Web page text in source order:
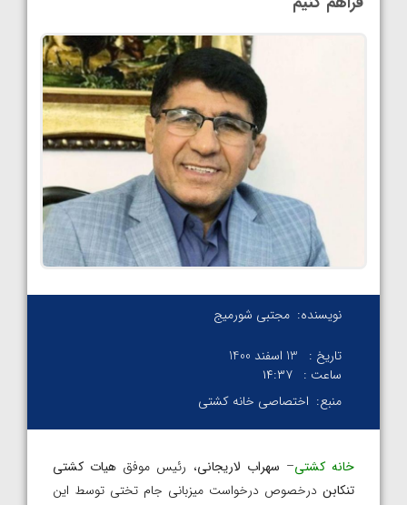
نویسنده: مجتبی شورمیج
تاریخ :
13 اسفند 1400
ساعت : ۱۴:۳۷
منبع: اختصاصی خانه کشتی
خانه کشتی– سهراب لاریجانی، رئیس موفق هیات کشتی
تنکابن درخصوص درخواست میزبانی جام تختی توسط این